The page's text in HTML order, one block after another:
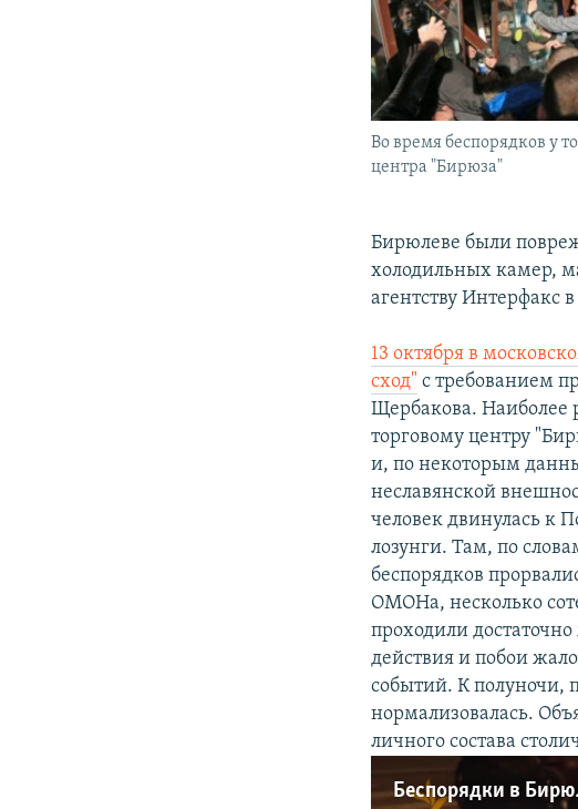
Во время беспорядков у
центра "Бирюза"
Бирюлеве были
холодильных камер,
агентству Интерфакс
13 октября в
сход" с требованием
Щербакова. Наиболее
торговому центру
и, по некоторым
неславянской
человек двинулась к
лозунги. Там, по
беспорядков
ОМОНа, несколько
проходили
действия и побои
событий. К полуночи,
нормализовалась.
личного состава
Беспорядки в